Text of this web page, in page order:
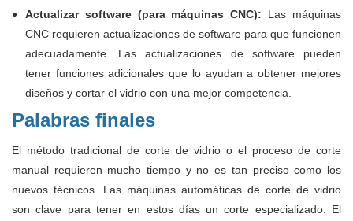
Actualizar software (para máquinas CNC): Las máquinas
CNC requieren actualizaciones de software para que funcionen
adecuadamente. Las actualizaciones de software pueden
tener funciones adicionales que lo ayudan a obtener mejores
diseños y cortar el vidrio con una mejor competencia.
Palabras finales
El método tradicional de corte de vidrio o el proceso de corte
manual requieren mucho tiempo y no es tan preciso como los
nuevos técnicos. Las máquinas automáticas de corte de vidrio
son clave para tener en estos días un corte especializado. El